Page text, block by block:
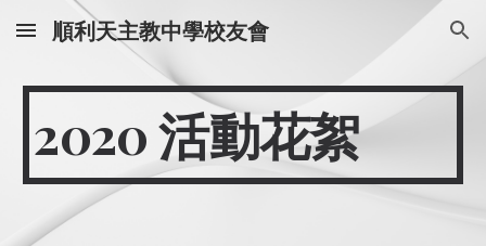
Skip to main content Skip to navigation
順利天主教中學校友會
2020 活動花絮